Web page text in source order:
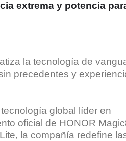
extrema y potencia
la tecnología de
precedentes y
global líder en
oficial de HONOR
la compañía redefine